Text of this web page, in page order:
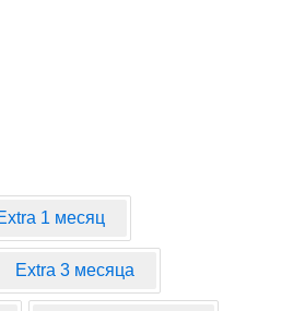
1 месяц
Extra 3 месяца